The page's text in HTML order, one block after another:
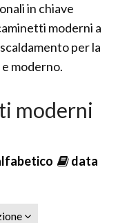
in chiave
moderni a
per la
moderno.
moderni
data